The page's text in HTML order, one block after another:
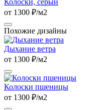
от 1300 ₽/м2
Похожие дизайны
Дыхание ветра
от 1300 ₽/м2
Колоски пшеницы
от 1300 ₽/м2